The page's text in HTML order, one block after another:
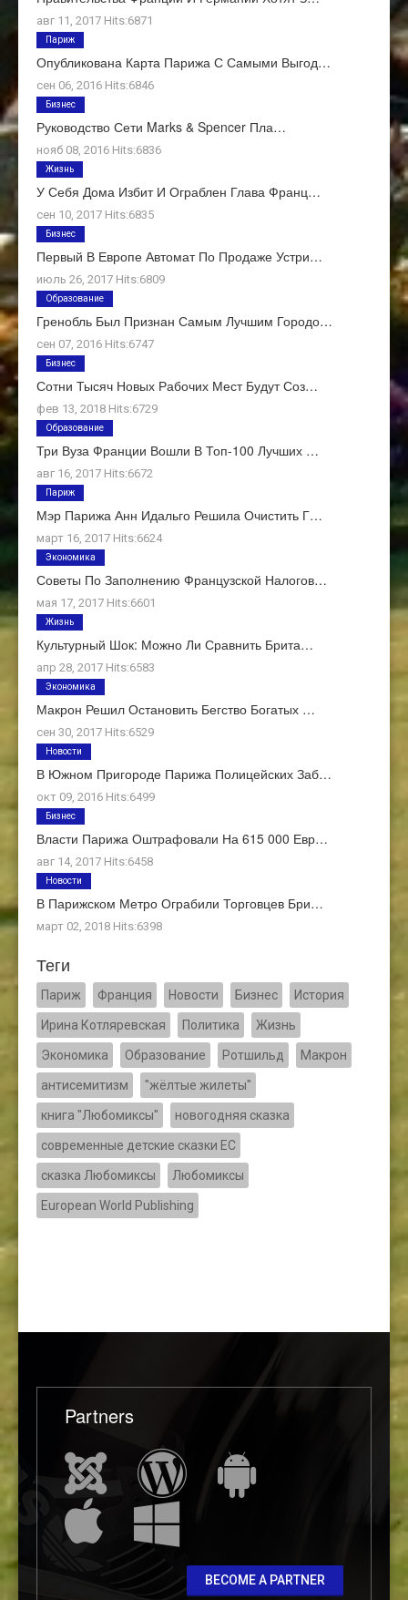
авг 11, 2017 Hits:6871
Опубликована Карта Парижа С Самыми Выгод…
сен 06, 2016 Hits:6846
Париж
Руководство Сети Marks & Spencer Пла…
нояб 08, 2016 Hits:6836
Бизнес
У Себя Дома Избит И Ограблен Глава Франц…
сен 10, 2017 Hits:6835
Жизнь
Первый В Европе Автомат По Продаже Устри…
июль 26, 2017 Hits:6809
Бизнес
Гренобль Был Признан Самым Лучшим Городо…
сен 07, 2016 Hits:6747
Образование
Сотни Тысяч Новых Рабочих Мест Будут Соз…
фев 13, 2018 Hits:6729
Бизнес
Три Вуза Франции Вошли В Топ-100 Лучших …
авг 16, 2017 Hits:6672
Образование
Мэр Парижа Анн Идальго Решила Очистить Г…
март 16, 2017 Hits:6624
Париж
Советы По Заполнению Французской Налогов…
мая 17, 2017 Hits:6601
Экономика
Культурный Шок: Можно Ли Сравнить Брита…
апр 28, 2017 Hits:6583
Жизнь
Макрон Решил Остановить Бегство Богатых …
сен 30, 2017 Hits:6529
Экономика
В Южном Пригороде Парижа Полицейских Заб…
окт 09, 2016 Hits:6499
Новости
Власти Парижа Оштрафовали На 615 000 Евр…
авг 14, 2017 Hits:6458
Бизнес
В Парижском Метро Ограбили Торговцев Бри…
март 02, 2018 Hits:6398
Новости
Теги
Париж Франция Новости Бизнес История
Ирина Котляревская Политика Жизнь
Экономика Образование Ротшильд Макрон
антисемитизм "жёлтые жилеты"
книга "Любомиксы" новогодняя сказка
современные детские сказки ЕС
сказка Любомиксы Любомиксы
European World Publishing
Partners
BECOME A PARTNER